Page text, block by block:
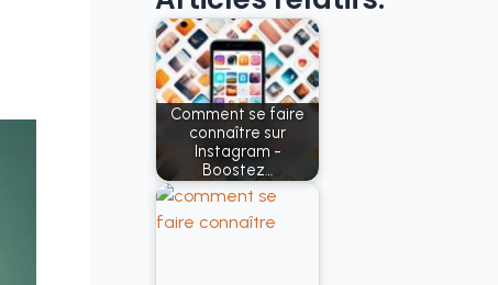
Comment se faire
connaître sur
Instagram -
Boostez…